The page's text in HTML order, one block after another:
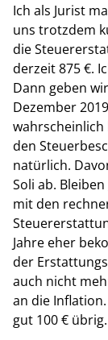
Ich als Jurist
uns trotzdem
die
derzeit 875 €.
Dann geben
Dezember
wahrscheinlich
den
natürlich.
Soli ab.
mit den
Jahre eher
der
auch nicht
an die
gut 100 € übrig.